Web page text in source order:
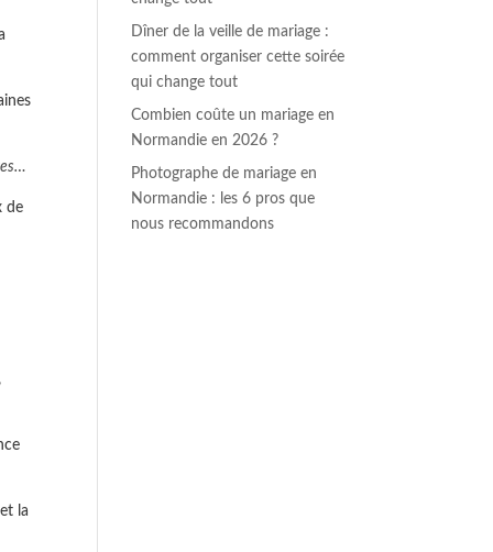
de
la
Dîner de la veille de mariage :
comment organiser cette soirée
qui change tout
Combien coûte un mariage en
Normandie en 2026 ?
Photographe de mariage en
Normandie : les 6 pros que
nous recommandons